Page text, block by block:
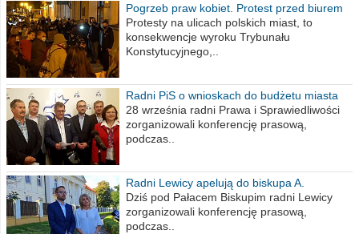
Pogrzeb praw kobiet. Protest przed biurem
poselskim PiS
Protesty na ulicach polskich miast, to
konsekwencje wyroku Trybunału
Konstytucyjnego,..
Radni PiS o wnioskach do budżetu miasta
na 2021 rok
28 września radni Prawa i Sprawiedliwości
zorganizowali konferencję prasową,
podczas..
Radni Lewicy apelują do biskupa A.
Wiesława Meringa
Dziś pod Pałacem Biskupim radni Lewicy
zorganizowali konferencję prasową,
podczas..